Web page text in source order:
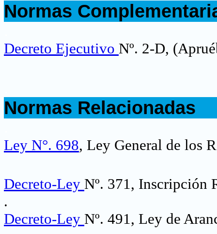
Normas
Decreto Ejecutivo Nº. 2-D,
Normas Relacionadas
Ley N°. 698, Ley General de los
Decreto-Ley Nº. 371, Inscripción
.
Decreto-Ley Nº. 491, Ley de